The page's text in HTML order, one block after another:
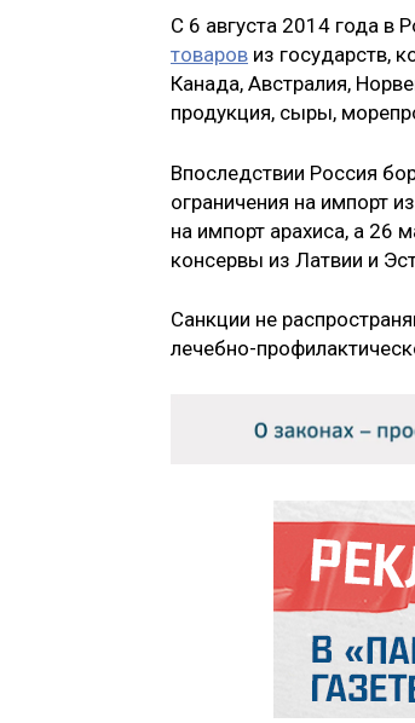
С 6 августа 2014 года в
товаров из государств,
Канада, Австралия,
продукция, сыры,
Впоследствии Россия
ограничения на импорт
на импорт арахиса, а
консервы из Латвии и
Санкции не
лечебно-